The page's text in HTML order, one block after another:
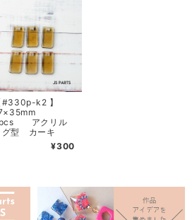
#330p-k2 】
アクリル
グ型 カーキ
¥300